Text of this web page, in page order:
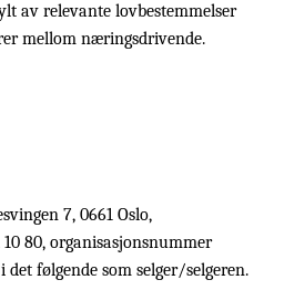
av relevante lovbestemmelser
mellom næringsdrivende.
7, 0661 Oslo,
10 80, organisasjonsnummer
det følgende som selger/selgeren.